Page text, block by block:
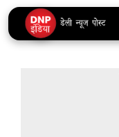
Skip
to
content